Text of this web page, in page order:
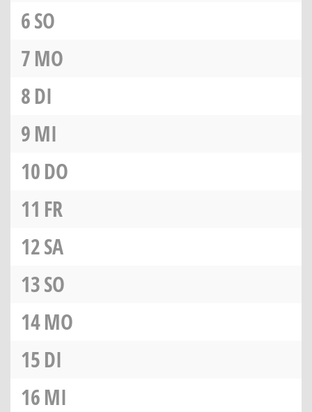
6SO
7MO
8DI
9MI
10DO
11 FR
12SA
13SO
14MO
15DI
16MI